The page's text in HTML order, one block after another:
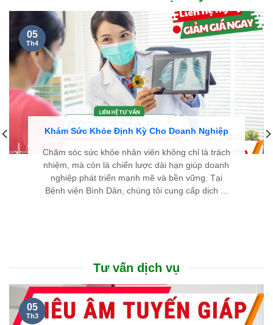
Khám Sức Khỏe Định Kỳ Cho Doanh Nghiệp
Chăm sóc sức khỏe nhân viên không chỉ là trách
nhiệm, mà còn là chiến lược dài hạn giúp doanh
nghiệp phát triển mạnh mẽ và bền vững. Tại
Bệnh viện Bình Dân, chúng tôi cung cấp dịch ...
05
Th4
Tư vấn dịch vụ
05
Th3